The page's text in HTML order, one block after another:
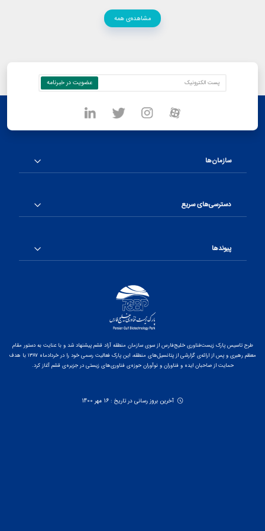
مشاهده‌ی همه
سازمان‌ها
دسترسی‌های سریع
پیوندها
طرح تاسیس پارک زیست‌فناوری خلیج‌فارس از سوی سازمان منطقه آزاد قشم پیشنهاد شد و با عنایت به دستور مقام
معظم رهبری و پس از ارائه‌ی گزارشی از پتانسیل‌های منطقه، این پارک فعالیت رسمی خود را در خردادماه ۱۳۸۷ با هدف
حمایت از صاحبان ایده و فناوران و نوآوران حوزه‌ی فناوری‌های زیستی در جزیره‌ی قشم آغاز کرد.
آخرین بروز رسانی در تاریخ : 16 مهر 1400